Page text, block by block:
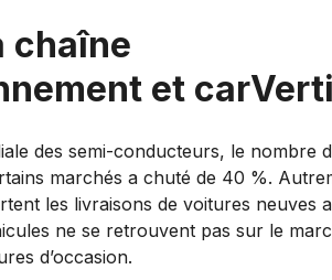
chaîne
et
des semi-conducteurs, le nombre
marchés a chuté de 40 %.
les livraisons de voitures neuves
ne se retrouvent pas sur le
d’occasion.